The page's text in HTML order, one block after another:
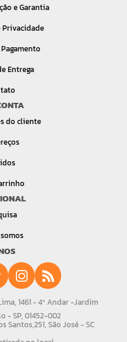
e Garantia
Privacidade
Entrega
do cliente
1461 - 4º Andar -Jardim
- SP, 01452-002
Santos,251, São José - SC